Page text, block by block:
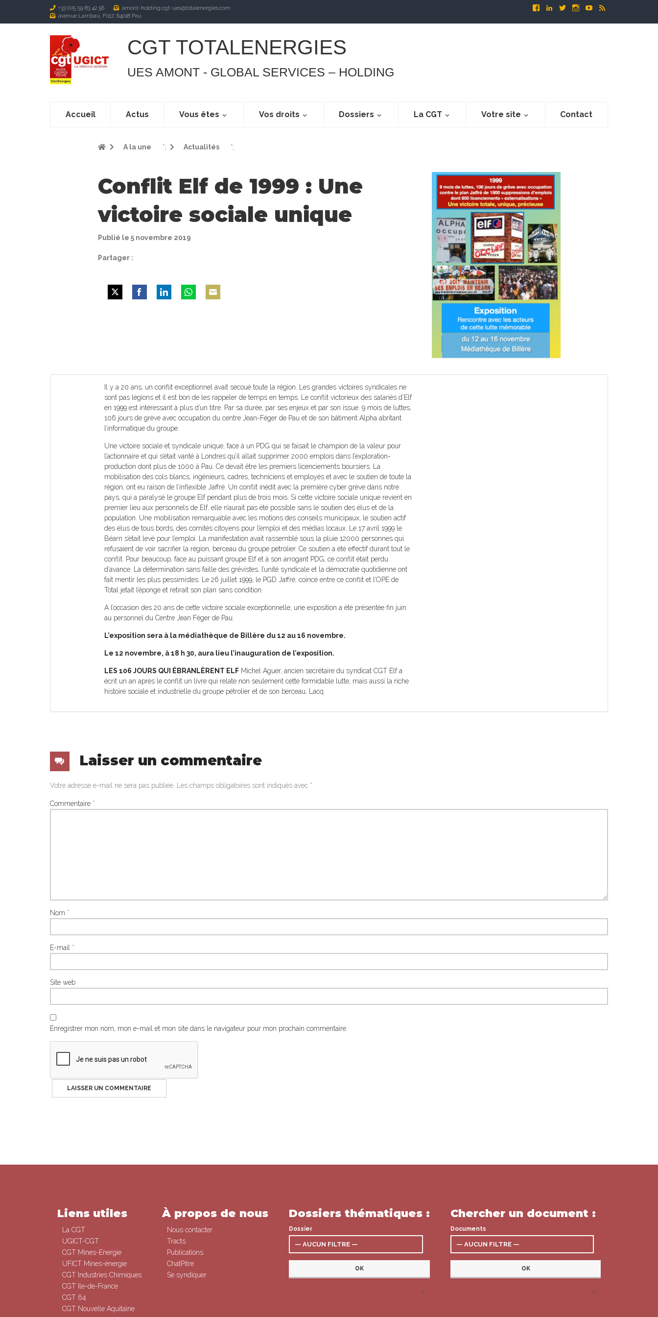
+33 (0)5 59 83 42 56
amont-holding.cgt-ues@totalenergies.com
avenue Larribau, F017, 64018 Pau
CGT TOTALENERGIES
UES AMONT - GLOBAL SERVICES – HOLDING
Accueil Actus Vous êtes Vos droits Dossiers La CGT Votre site Contact
A la une '; Actualités ';
Conflit Elf de 1999 : Une
victoire sociale unique
Publié le 5 novembre 2019
Partager :
Il y a 20 ans, un conflit exceptionnel avait secoué toute la région. Les grandes victoires syndicales ne
sont pas légions et il est bon de les rappeler de temps en temps. Le conflit victorieux des salariés d’Elf
en 1999 est intéressant à plus d’un titre. Par sa durée, par ses enjeux et par son issue. 9 mois de luttes,
106 jours de grève avec occupation du centre Jean-Féger de Pau et de son bâtiment Alpha abritant
l’informatique du groupe.
Une victoire sociale et syndicale unique, face à un PDG qui se faisait le champion de la valeur pour
l’actionnaire et qui s’était vanté à Londres qu’il allait supprimer 2000 emplois dans l’exploration-
production dont plus de 1000 à Pau. Ce devait être les premiers licenciements boursiers. La
mobilisation des cols blancs, ingénieurs, cadres, techniciens et employés et avec le soutien de toute la
région, ont eu raison de l’inflexible Jaffré. Un conflit inédit avec la première cyber grève dans notre
pays, qui a paralysé le groupe Elf pendant plus de trois mois. Si cette victoire sociale unique revient en
premier lieu aux personnels de Elf, elle n’aurait pas été possible sans le soutien des élus et de la
population. Une mobilisation remarquable avec les motions des conseils municipaux, le soutien actif
des élus de tous bords, des comités citoyens pour l’emploi et des médias locaux. Le 17 avril 1999 le
Béarn s’était levé pour l’emploi. La manifestation avait rassemblé sous la pluie 12000 personnes qui
refusaient de voir sacrifier la région, berceau du groupe pétrolier. Ce soutien a été effectif durant tout le
conflit. Pour beaucoup, face au puissant groupe Elf et à son arrogant PDG, ce conflit était perdu
d’avance. La détermination sans faille des grévistes, l’unité syndicale et la démocratie quotidienne ont
fait mentir les plus pessimistes. Le 26 juillet 1999, le PGD Jaffré, coincé entre ce conflit et l’OPE de
Total jetait l’éponge et retirait son plan sans condition.
A l’occasion des 20 ans de cette victoire sociale exceptionnelle, une exposition a été présentée fin juin
au personnel du Centre Jean Féger de Pau.
L’exposition sera à la médiathèque de Billère du 12 au 16 novembre.
Le 12 novembre, à 18 h 30, aura lieu l’inauguration de l’exposition.
LES 106 JOURS QUI ÉBRANLÈRENT ELFMichel Aguer, ancien secrétaire du syndicat CGT Elf a
écrit un an après le conflit un livre qui relate non seulement cette formidable lutte, mais aussi la riche
histoire sociale et industrielle du groupe pétrolier et de son berceau, Lacq
Laisser un commentaire
Votre adresse e-mail ne sera pas publiée. Les champs obligatoires sont indiqués avec *
Commentaire *
Nom *
E-mail *
Site web
Enregistrer mon nom, mon e-mail et mon site dans le navigateur pour mon prochain commentaire.
Liens utiles
La CGT
UGICT-CGT
CGT Mines-Energie
UFICT Mines-énergie
CGT Industries Chimiques
CGT Ile-de-France
CGT 64
CGT Nouvelle Aquitaine
À propos de nous
Nous contacter
Tracts
Publications
ChatPitre
Se syndiquer
Dossiers thématiques :
Dossier
x
Chercher un document :
Documents
x